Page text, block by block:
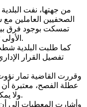
من جهتها، نفت
الصحفيين العاملين مع
تمسكت بوجود فرق بين
الأولى تخضع لإشراف مباشر داخل الاستوديوهات.
كما طلبت البلدية
تفصيل القرار
وقررت القاضية تمار
عطلة الفصح، معتبرة
ولا يمكن البت فيه قبل سماع مرافعات الطرفين.
وأشارت المعطيات إلى